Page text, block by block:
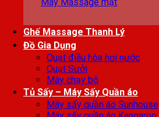
Ghế Massage Thanh Lý
Đồ Gia Dụng
Quạt điều hòa hơi nước
Quạt Sưởi
Máy chạy bộ
Tủ Sấy – Máy Sấy Quần áo
Máy sấy quần áo Sunhouse